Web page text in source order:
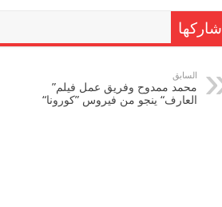
شاركها
السابق
محمد ممدوح وفريق عمل فيلم”
العارف“ ينجو من فيروس ”كورونا“